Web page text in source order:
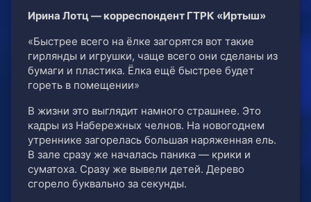
Ирина Лотц — корреспондент ГТРК «Иртыш»
«Быстрее всего на ёлке загорятся вот такие
гирлянды и игрушки, чаще всего они сделаны из
бумаги и пластика. Ёлка ещё быстрее будет
гореть в помещении»
В жизни это выглядит намного страшнее. Это
кадры из Набережных челнов. На новогоднем
утреннике загорелась большая наряженная ель.
В зале сразу же началась паника — крики и
суматоха. Сразу же вывели детей. Дерево
сгорело буквально за секунды.